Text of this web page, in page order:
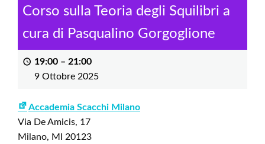
Corso sulla Teoria degli Squilibri a
cura di Pasqualino Gorgoglione
19:00 – 21:00
9 Ottobre 2025
Accademia Scacchi Milano
Via De Amicis, 17
Milano, MI
20123